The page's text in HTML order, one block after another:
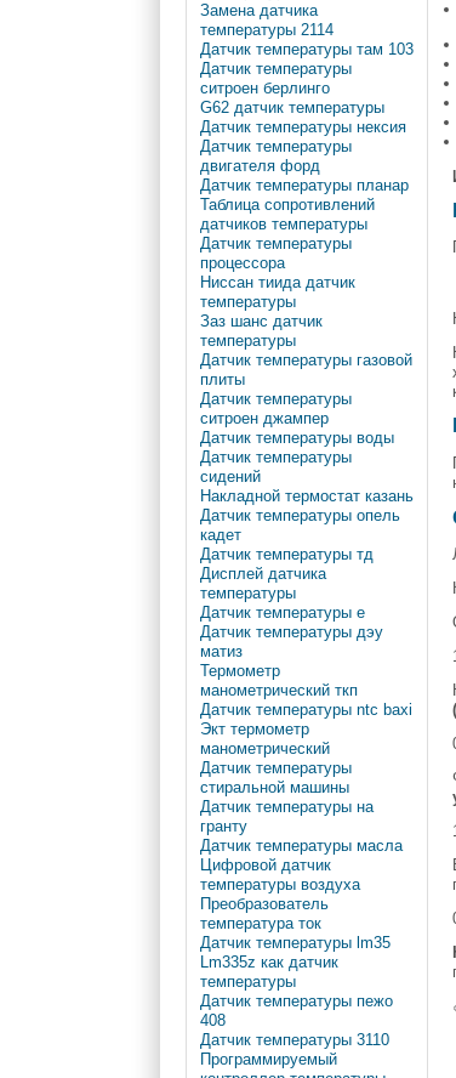
Замена датчика
температуры 2114
Датчик температуры там 103
Датчик температуры
ситроен берлинго
G62 датчик температуры
Датчик температуры нексия
Датчик температуры
двигателя форд
Датчик температуры планар
Таблица сопротивлений
датчиков температуры
Датчик температуры
процессора
Ниссан тиида датчик
температуры
Заз шанс датчик
температуры
Датчик температуры газовой
плиты
Датчик температуры
ситроен джампер
Датчик температуры воды
Датчик температуры
сидений
Накладной термостат казань
Датчик температуры опель
кадет
Датчик температуры тд
Дисплей датчика
температуры
Датчик температуры e
Датчик температуры дэу
матиз
Термометр
манометрический ткп
Датчик температуры ntc baxi
Экт термометр
манометрический
Датчик температуры
стиральной машины
Датчик температуры на
гранту
Датчик температуры масла
Цифровой датчик
температуры воздуха
Преобразователь
температура ток
Датчик температуры lm35
Lm335z как датчик
температуры
Датчик температуры пежо
408
Датчик температуры 3110
Программируемый